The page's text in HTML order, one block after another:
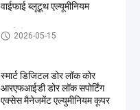
वाईफाई ब्लूटूथ एल्यूमीनियम
स्मार्ट डोर लॉक
2026-05-15
स्मार्ट डिजिटल डोर लॉक कोर
आरएफआईडी डोर लॉक सपोर्टिंग
एक्सेस मैनेजमेंट एल्युमीनियम कूपर